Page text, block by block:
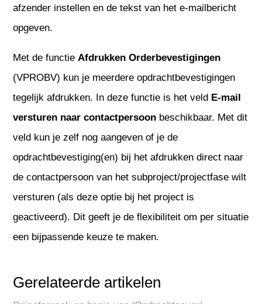
afzender instellen en de tekst van het e-mailbericht
opgeven.
Met de functie Afdrukken Orderbevestigingen
(VPROBV) kun je meerdere opdrachtbevestigingen
tegelijk afdrukken. In deze functie is het veld E-mail
versturen naar contactpersoon beschikbaar. Met dit
veld kun je zelf nog aangeven of je de
opdrachtbevestiging(en) bij het afdrukken direct naar
de contactpersoon van het subproject/projectfase wilt
versturen (als deze optie bij het project is
geactiveerd). Dit geeft je de flexibiliteit om per situatie
een bijpassende keuze te maken.
Gerelateerde artikelen